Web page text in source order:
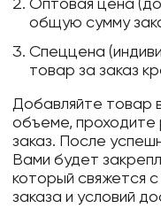
Оптовая цена
общую сумму
Спеццена
товар за заказ
Добавляйте товар
объеме,
заказ. После
Вами будет
который свяжется
заказа и условий